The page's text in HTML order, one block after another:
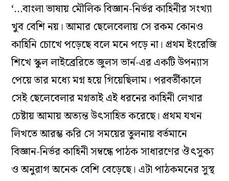
‘…বাংলা ভাষায় মৌলিক বিজ্ঞান-নির্ভর কাহিনীর সংখ্যা
খুব বেশি নয়। আমার ছেলেবেলায় সে রকম কোনও
কাহিনি চোখে পড়েছে বলে মনে পড়ে না। প্রথম ইংরেজি
শিখে স্কুল লাইব্রেরিতে জুলস ভার্ন-এর একটি উপন্যাস
পেয়ে তার মধ্যে মগ্ন হয়ে গিয়েছিলাম। পরবর্তীকালে
সেই ছেলেবেলার মগ্নতাই এই ধরনের কাহিনী লেখার
চেষ্টায় আমায় অত্যন্ত উৎসাহিত করেছে। প্রথম যখন
লিখতে আরম্ভ করি সে সময়ের তুলনায় বর্তমানে
বিজ্ঞান-নির্ভর কাহিনী সম্বন্ধে পাঠক সাধারণের ঔৎসুক্য
ও অনুরাগ অনেক বেশি বেড়েছে। এটা পাঠকমনের সুস্থ